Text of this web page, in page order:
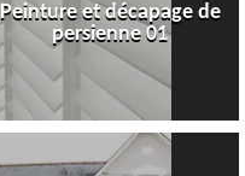
Peinture et décapage de
persienne 01